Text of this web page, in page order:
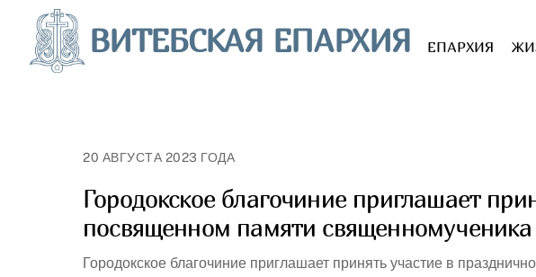
content
ВИТЕБСКАЯ ЕПАРХИЯ ЕПАРХИЯ
20 АВГУСТА 2023 ГОДА
Городокское благочиние приглашает
посвященном памяти
Городокское благочиние приглашает принять участие в